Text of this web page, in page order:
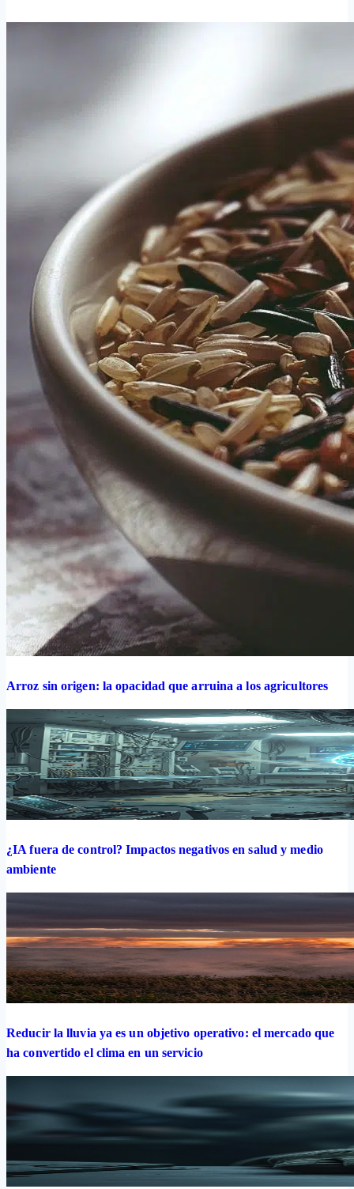
Arroz sin origen: la opacidad que arruina a los agricultores
¿IA fuera de control? Impactos negativos en salud y medio
ambiente
Reducir la lluvia ya es un objetivo operativo: el mercado que
ha convertido el clima en un servicio